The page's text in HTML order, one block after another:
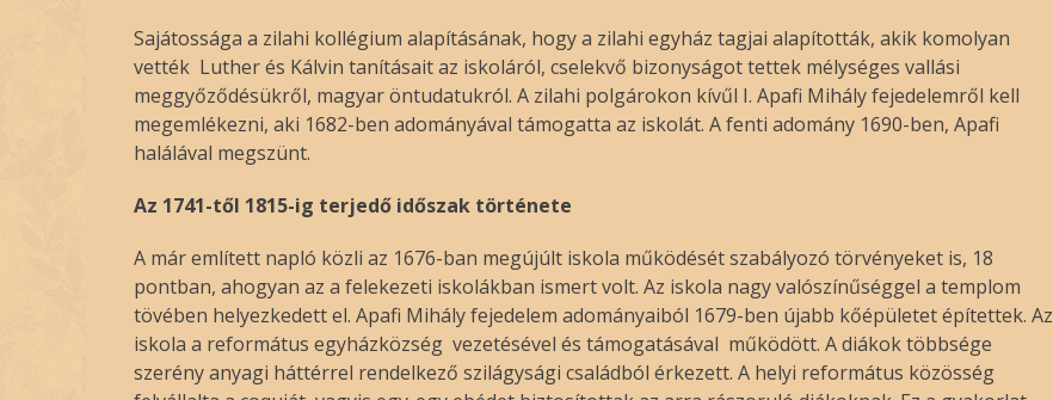
Sajátossága a zilahi kollégium alapításának, hogy a zilahi egyház tagjai alapították, akik komolyan
vették Luther és Kálvin tanításait az iskoláról, cselekvő bizonyságot tettek mélységes vallási
meggyőződésükről, magyar öntudatukról. A zilahi polgárokon kívűl I. Apafi Mihály fejedelemről kell
megemlékezni, aki 1682-ben adományával támogatta az iskolát. A fenti adomány 1690-ben, Apafi
halálával megszünt.
Az 1741-től 1815-ig terjedő időszak története
A már említett napló közli az 1676-ban megújúlt iskola működését szabályozó törvényeket is, 18
pontban, ahogyan az a felekezeti iskolákban ismert volt. Az iskola nagy valószínűséggel a templom
tövében helyezkedett el. Apafi Mihály fejedelem adományaiból 1679-ben újabb kőépületet építettek. Az
iskola a református egyházközség vezetésével és támogatásával működött. A diákok többsége
szerény anyagi háttérrel rendelkező szilágysági családból érkezett. A helyi református közösség